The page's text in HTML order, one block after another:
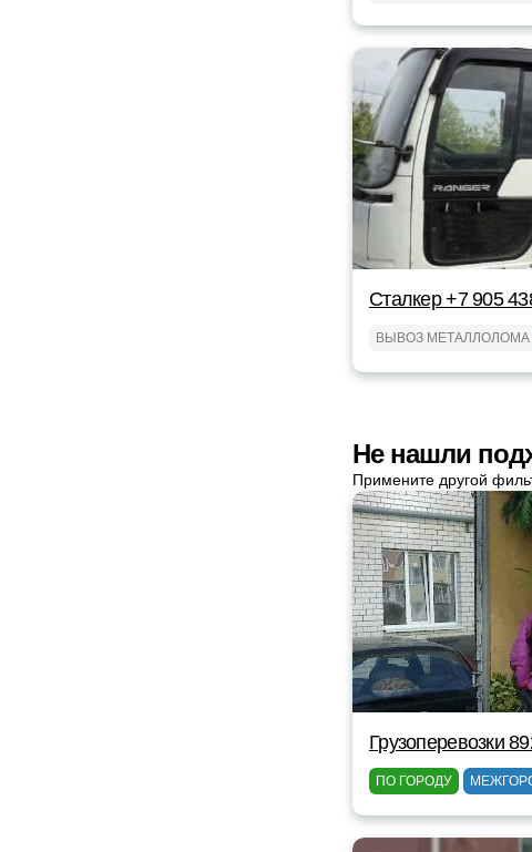
Сталкер +7 905
ВЫВОЗ МЕТАЛЛОЛОМА
Не нашли
Примените другой
Грузоперевозки
ПО ГОРОДУ